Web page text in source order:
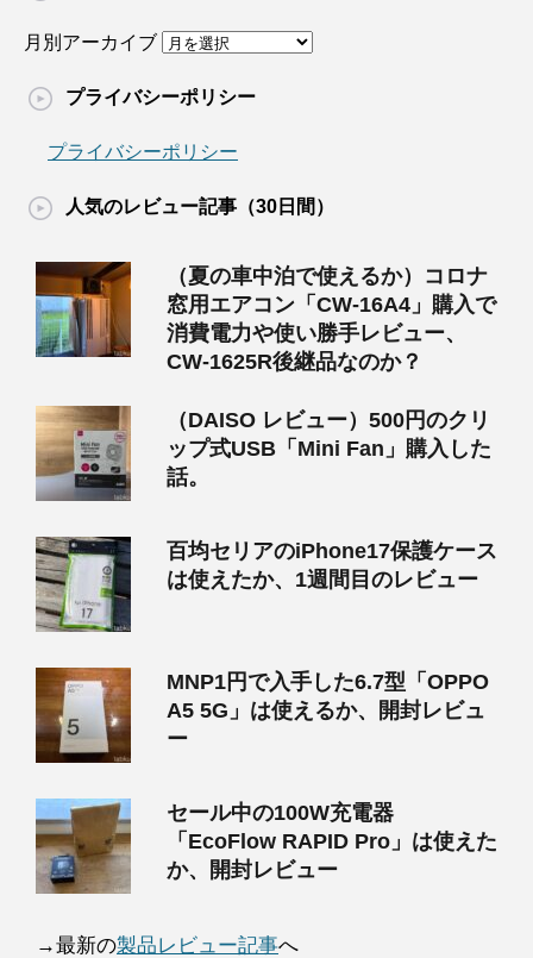
月別アーカイブ
プライバシーポリシー
プライバシーポリシー
人気のレビュー記事（30日間）
（夏の車中泊で使えるか）コロナ
窓用エアコン「CW-16A4」購入で
消費電力や使い勝手レビュー、
CW-1625R後継品なのか？
（DAISO レビュー）500円のクリ
ップ式USB「Mini Fan」購入した
話。
百均セリアのiPhone17保護ケース
は使えたか、1週間目のレビュー
MNP1円で入手した6.7型「OPPO
A5 5G」は使えるか、開封レビュ
ー
セール中の100W充電器
「EcoFlow RAPID Pro」は使えた
か、開封レビュー
→最新の製品レビュー記事へ